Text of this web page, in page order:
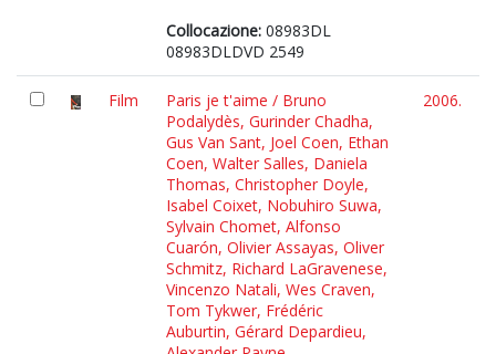
Collocazione: 08983DL
08983DLDVD 2549
Film
Paris je t'aime / Bruno
Podalydès, Gurinder Chadha,
Gus Van Sant, Joel Coen, Ethan
Coen, Walter Salles, Daniela
Thomas, Christopher Doyle,
Isabel Coixet, Nobuhiro Suwa,
Sylvain Chomet, Alfonso
Cuarón, Olivier Assayas, Oliver
Schmitz, Richard LaGravenese,
Vincenzo Natali, Wes Craven,
Tom Tykwer, Frédéric
Auburtin, Gérard Depardieu,
2006.